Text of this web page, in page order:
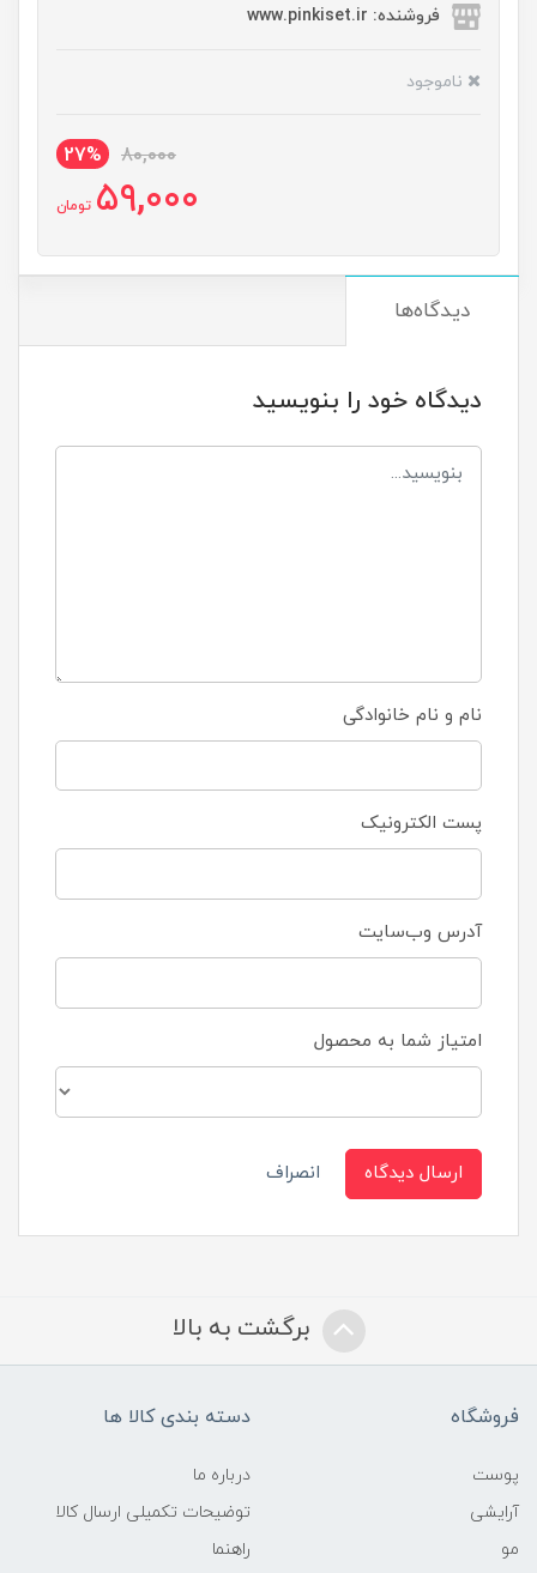
فروشنده: www.pinkiset.ir
ناموجود
80,000
27%
59,000 تومان
دیدگاه‌ها
دیدگاه خود را بنویسید
نام و نام خانوادگی
پست الکترونیک
آدرس وب‌سایت
امتیاز شما به محصول
ارسال دیدگاه انصراف
برگشت به بالا
فروشگاه
پوست
آرایشی
مو
دسته بندی کالا ها
درباره ما
توضیحات تکمیلی ارسال کالا
راهنما